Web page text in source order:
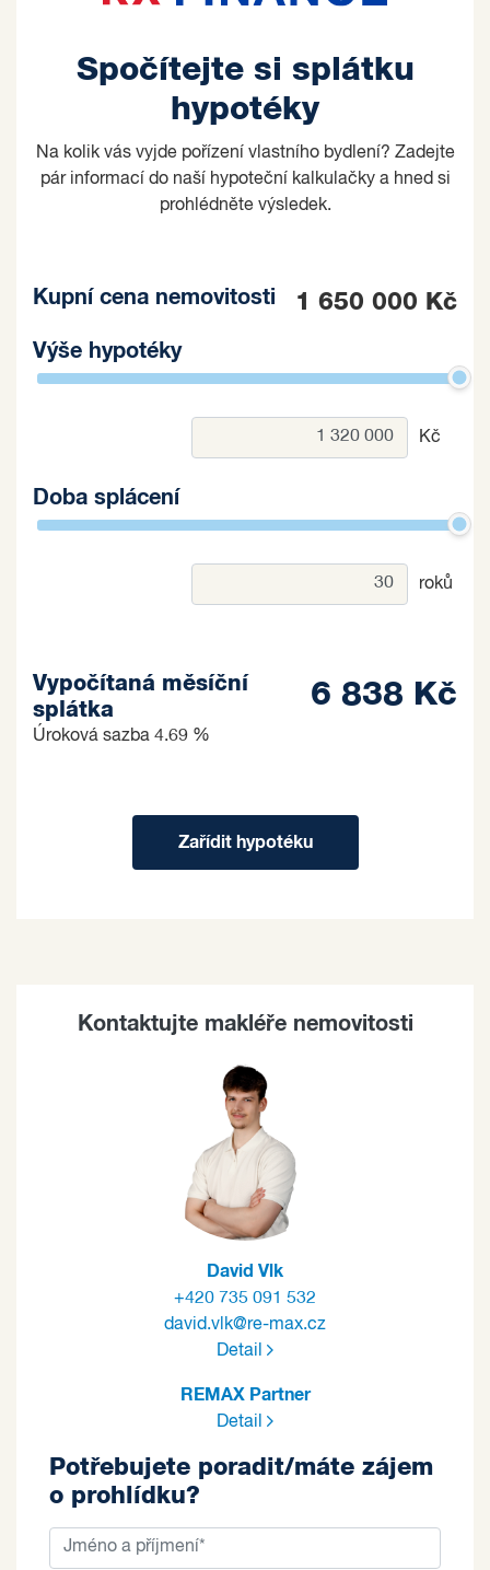
Spočítejte si splátku
hypotéky
Na kolik vás vyjde pořízení vlastního bydlení? Zadejte
pár informací do naší hypoteční kalkulačky a hned si
prohlédněte výsledek.
Kupní cena nemovitosti 1 650 000 Kč
Výše hypotéky
Kč
Doba splácení
roků
Vypočítaná měsíční
splátka
Úroková sazba 4.69 %
6 838 Kč
Zařídit hypotéku
Kontaktujte makléře nemovitosti
David Vlk
+420 735 091 532
david.vlk@re-max.cz
Detail
REMAX Partner
Detail
Potřebujete poradit/máte zájem
o prohlídku?